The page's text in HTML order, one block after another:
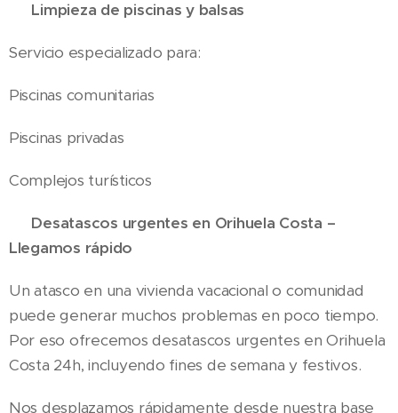
✅ Limpieza de piscinas y balsas
Servicio especializado para:
Piscinas comunitarias
Piscinas privadas
Complejos turísticos
⚡ Desatascos urgentes en Orihuela Costa –
Llegamos rápido
Un atasco en una vivienda vacacional o comunidad
puede generar muchos problemas en poco tiempo.
Por eso ofrecemos desatascos urgentes en Orihuela
Costa 24h, incluyendo fines de semana y festivos.
Nos desplazamos rápidamente desde nuestra base